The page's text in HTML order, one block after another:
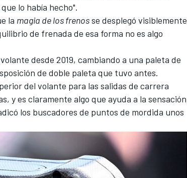
lo había hecho".
la magia de los frenosse desplegó visiblemente
de frenada de esa forma no es algo
desde 2019, cambiando a una paleta de
de doble paleta que tuvo antes.
del volante para las salidas de carrera
y es claramente algo que ayuda a la sensación
los buscadores de puntos de mordida unos